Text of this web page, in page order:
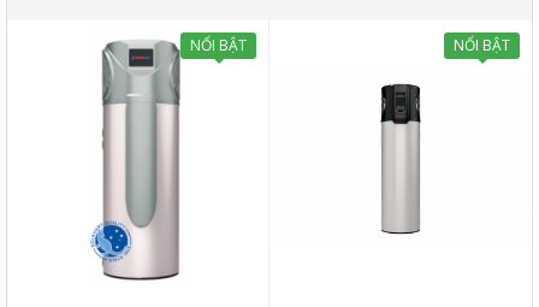
NỔI BẬT NỔI BẬT